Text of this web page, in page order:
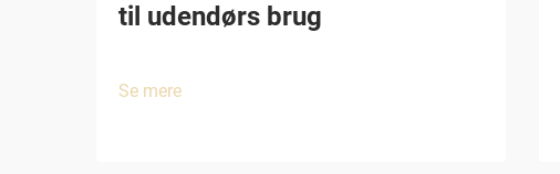
til udendørs brug
Se mere